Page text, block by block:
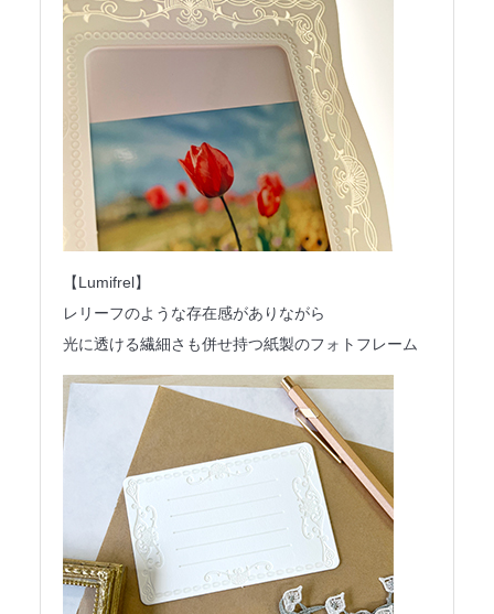
【Lumifrel】
レリーフのような存在感がありながら
光に透ける繊細さも併せ持つ紙製のフォトフレーム